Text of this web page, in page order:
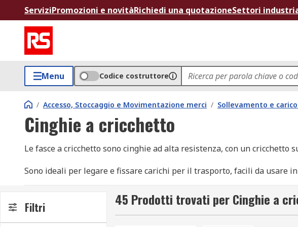
ServiziPromozioni e novitàRichiedi una quotazioneSettori
Menu Codice costruttore
/ Accesso, Stoccaggio e Movimentazione merci / Sollevamento e
Cinghie a cricchetto
Le fasce a cricchetto sono cinghie ad alta resistenza, con un cricchetto
Sono ideali per legare e fissare carichi per il trasporto, facili da usare
La cinghia con cricchetto di fissaggio ha vari usi che in genere
Filtri 45 Prodotti trovati per Cinghie a